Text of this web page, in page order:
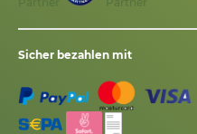
Sicher bezahlen mit